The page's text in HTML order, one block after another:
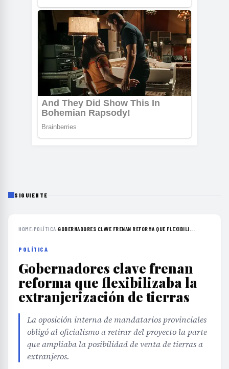
SIGUIENTE
HOME›POLÍTICA›GOBERNADORES CLAVE FRENAN REFORMA QUE FLEXIBILI...
POLÍTICA
Gobernadores clave frenan
reforma que flexibilizaba la
extranjerización de tierras
La oposición interna de mandatarios provinciales
obligó al oficialismo a retirar del proyecto la parte
que ampliaba la posibilidad de venta de tierras a
extranjeros.